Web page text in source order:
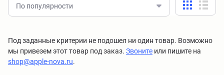
По популярности
Под заданные критерии не подошел ни один товар. Возможно
мы привезем этот товар под заказ. Звоните или пишите на
shop@apple-nova.ru.